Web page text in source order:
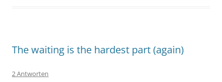
The waiting is the hardest part (again)
2 Antworten